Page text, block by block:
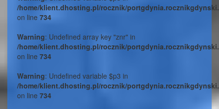
/home/klient.dhosting.pl/rocznik/
on line 734
Warning: Undefined array key "znr" in
/home/klient.dhosting.pl/rocznik/
on line 734
Warning: Undefined variable $p3 in
/home/klient.dhosting.pl/rocznik/
on line 734